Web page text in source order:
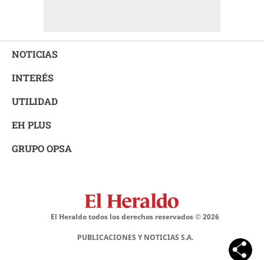
NOTICIAS
INTERÉS
UTILIDAD
EH PLUS
GRUPO OPSA
El Heraldo todos los derechos reservados ©2026
PUBLICACIONES Y NOTICIAS S.A.